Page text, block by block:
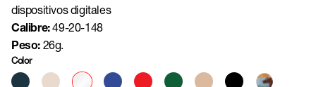
dispositivos digitales
Calibre:49-20-148
Peso: 26g.
Color